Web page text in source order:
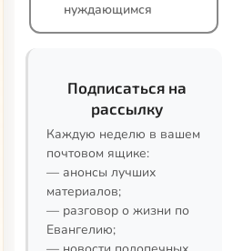
нуждающимся
Подписаться на
рассылку
Каждую неделю в вашем
почтовом ящике:
— анонсы лучших
материалов;
— разговор о жизни по
Евангелию;